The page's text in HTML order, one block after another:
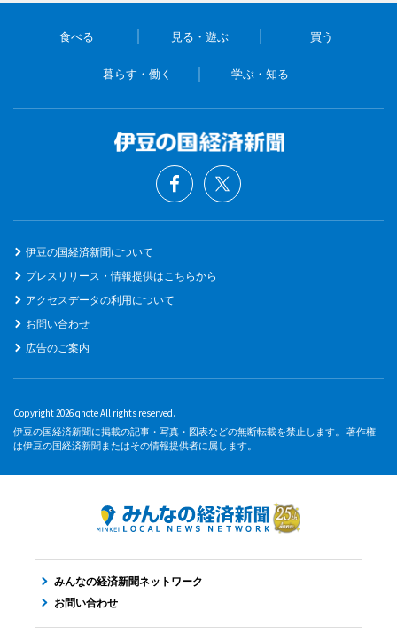
食べる 見る・遊ぶ 買う
暮らす・働く 学ぶ・知る
伊豆の国経済新聞について
プレスリリース・情報提供はこちらから
アクセスデータの利用について
お問い合わせ
広告のご案内
Copyright 2026 qnote All rights reserved.
伊豆の国経済新聞に掲載の記事・写真・図表などの無断転載を禁止します。 著作権
は伊豆の国経済新聞またはその情報提供者に属します。
みんなの経済新聞ネットワーク
お問い合わせ